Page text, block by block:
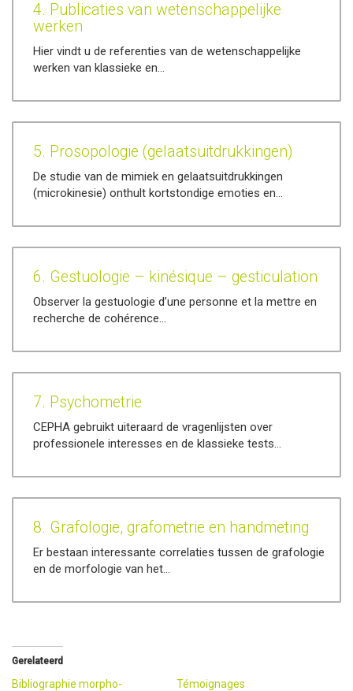
4. Publicaties van wetenschappelijke
werken
Hier vindt u de referenties van de wetenschappelijke
werken van klassieke en…
5. Prosopologie (gelaatsuitdrukkingen)
De studie van de mimiek en gelaatsuitdrukkingen
(microkinesie) onthult kortstondige emoties en…
6. Gestuologie – kinésique – gesticulation
Observer la gestuologie d’une personne et la mettre en
recherche de cohérence…
7. Psychometrie
CEPHA gebruikt uiteraard de vragenlijsten over
professionele interesses en de klassieke tests…
8. Grafologie, grafometrie en handmeting
Er bestaan interessante correlaties tussen de grafologie
en de morfologie van het…
Gerelateerd
Bibliographie morpho-
Témoignages